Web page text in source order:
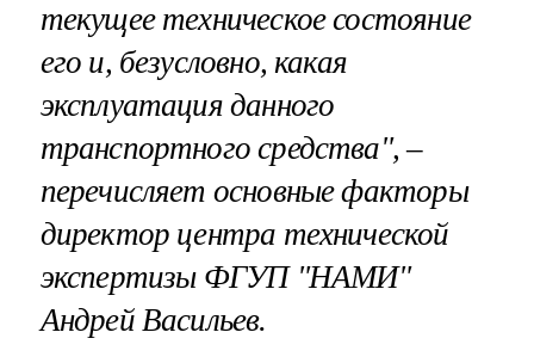
текущее техническое состояние
его и, безусловно, какая
эксплуатация данного
транспортного средства", –
перечисляет основные факторы
директор центра технической
экспертизы ФГУП "НАМИ"
Андрей Васильев.